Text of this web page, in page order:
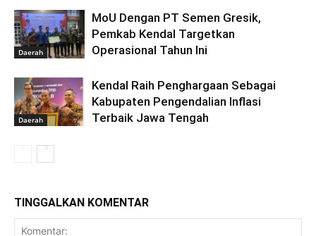
Daerah
MoU Dengan PT Semen Gresik,
Pemkab Kendal Targetkan
Operasional Tahun Ini
Daerah
Kendal Raih Penghargaan Sebagai
Kabupaten Pengendalian Inflasi
Terbaik Jawa Tengah
TINGGALKAN KOMENTAR